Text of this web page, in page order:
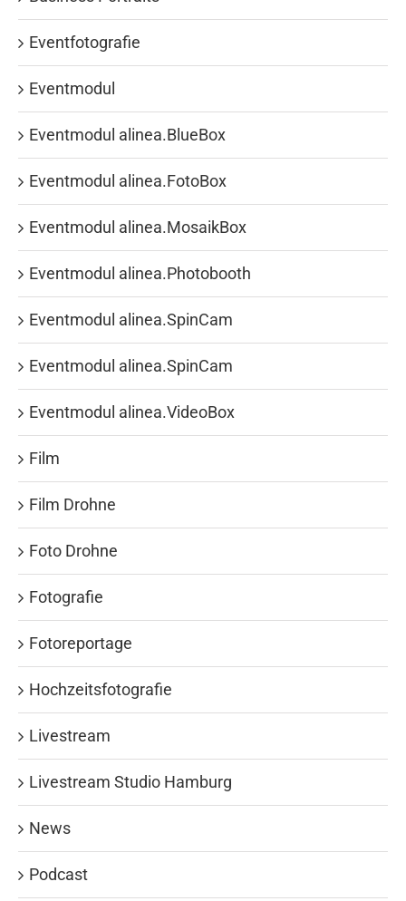
Eventfotografie
Eventmodul
Eventmodul alinea.BlueBox
Eventmodul alinea.FotoBox
Eventmodul alinea.MosaikBox
Eventmodul alinea.Photobooth
Eventmodul alinea.SpinCam
Eventmodul alinea.SpinCam
Eventmodul alinea.VideoBox
Film
Film Drohne
Foto Drohne
Fotografie
Fotoreportage
Hochzeitsfotografie
Livestream
Livestream Studio Hamburg
News
Podcast